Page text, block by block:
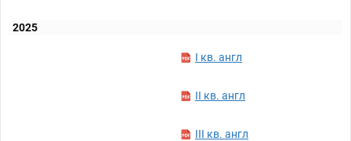
2025
I кв. англ
II кв. англ
III кв. англ